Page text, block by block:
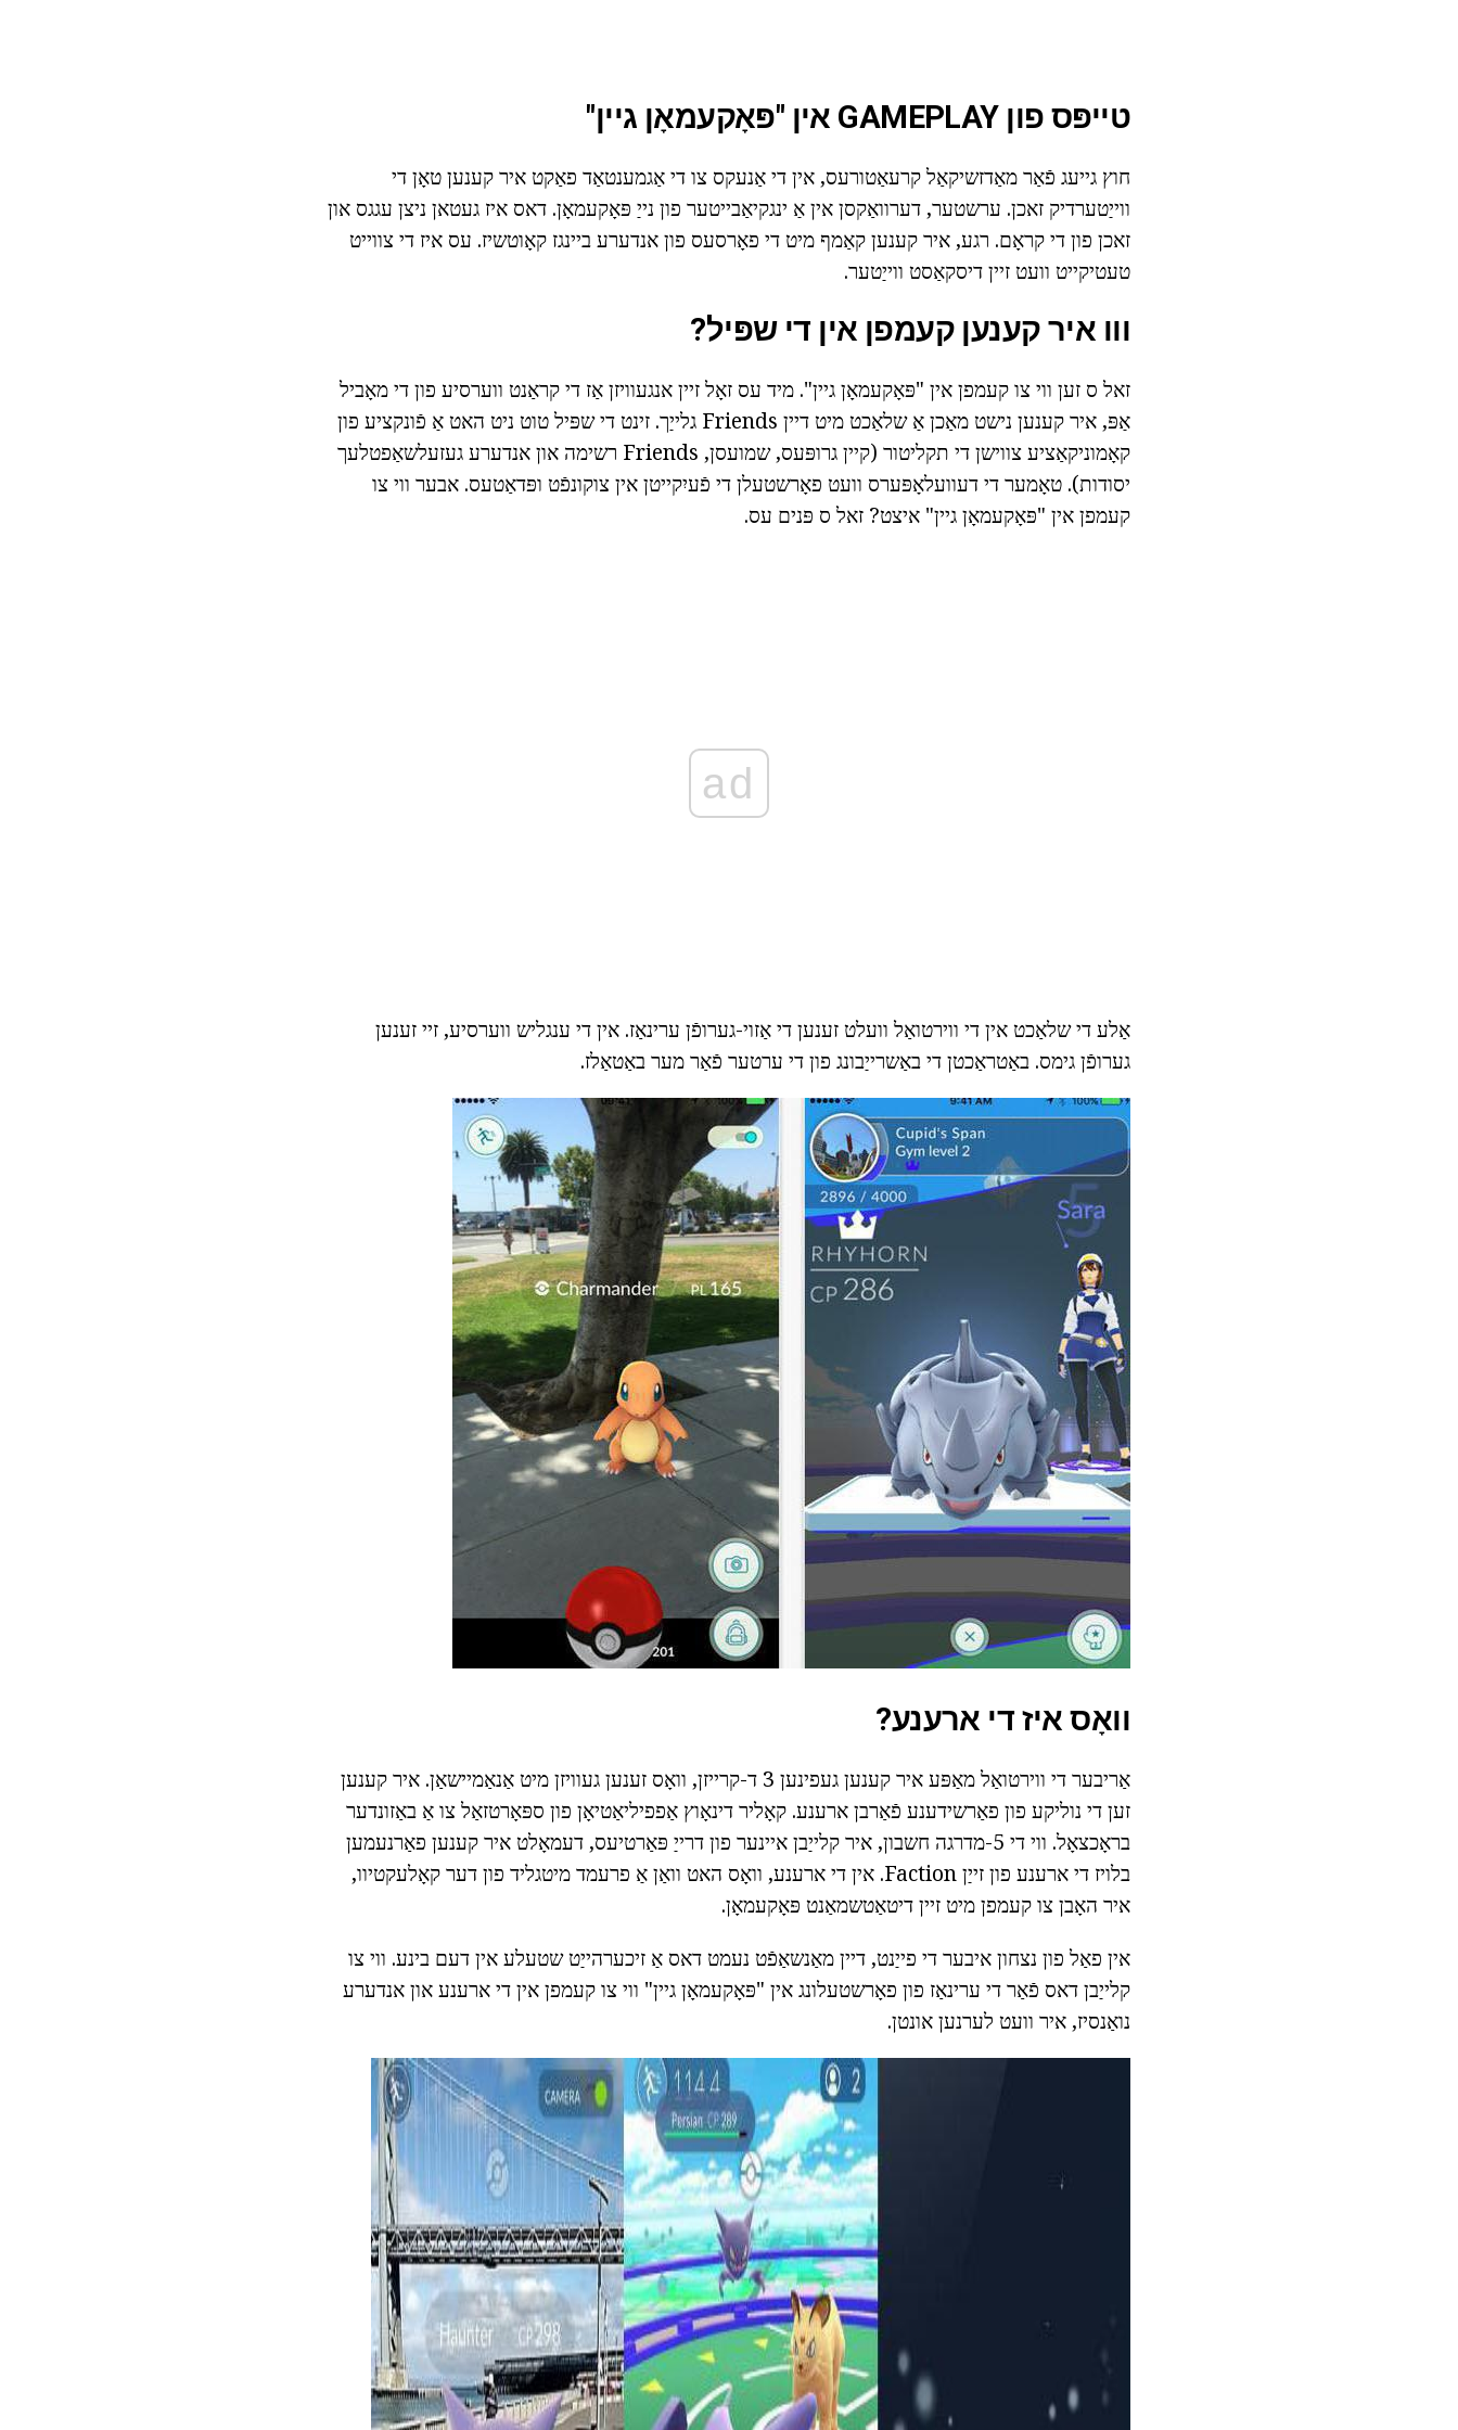
טייפּס פון GAMEPLAY אין "פּאָקעמאָן גיין"
חוץ גייעג פֿאַר מאַדזשיקאַל קרעאַטורעס, אין די אַנעקס צו די אַגמענטאַד פאַקט איר קענען טאָן די
ווייַטערדיק זאכן. ערשטער, דערוואַקסן אין אַ ינגקיאַבייטער פון נייַ פּאָקעמאָן. דאס איז געטאן ניצן עגגס און
זאכן פון די קראָם. רגע, איר קענען קאַמף מיט די פאָרסעס פון אנדערע ביינגז קאָוטשיז. עס איז די צווייט
טעטיקייט וועט זיין דיסקאַסט ווייַטער.
ווו איר קענען קעמפן אין די שפּיל?
זאל ס זען ווי צו קעמפן אין "פּאָקעמאָן גיין". מיד עס זאָל זיין אנגעוויזן אַז די קראַנט ווערסיע פון די מאָביל
אַפּ, איר קענען נישט מאַכן אַ שלאַכט מיט דיין Friends גלייַך. זינט די שפּיל טוט ניט האט אַ פֿונקציע פון
קאָמוניקאַציע צווישן די תקליטור (קיין גרופּעס, שמועסן, Friends רשימה און אנדערע געזעלשאַפטלעך
יסודות). טאָמער די דעוועלאָפּערס וועט פאָרשטעלן די פֿעיִקייטן אין צוקונפֿט ופּדאַטעס. אבער ווי צו
קעמפן אין "פּאָקעמאָן גיין" איצט? זאל ס פּנים עס.
ad
אַלע די שלאַכט אין די ווירטואַל וועלט זענען די אַזוי-גערופֿן ערינאַז. אין די ענגליש ווערסיע, זיי זענען
גערופֿן גימס. באַטראַכטן די באַשרייַבונג פון די ערטער פֿאַר מער באַטאַלז.
וואָס איז די ארענע?
אַריבער די ווירטואַל מאַפּע איר קענען געפינען 3 ד-קרייזן, וואָס זענען געוויזן מיט אַנאַמיישאַן. איר קענען
זען די נוליקע פון פאַרשידענע פֿאַרבן ארענע. קאָליר דינאָוץ אַפפיליאַטיאָן פון ספּאָרטזאַל צו אַ באַזונדער
בראָכצאָל. ווי די 5-מדרגה חשבון, איר קלייַבן איינער פון דרייַ פּאַרטיעס, דעמאָלט איר קענען פאַרנעמען
בלויז די ארענע פון זייַן Faction. אין די ארענע, וואָס האט וואַן אַ פרעמד מיטגליד פון דער קאָלעקטיוו,
איר האָבן צו קעמפן מיט זיין דיטאַטשמאַנט פּאָקעמאָן.
אין פאַל פון נצחון איבער די פייַנט, דיין מאַנשאַפֿט נעמט דאס אַ זיכערהייַט שטעלע אין דעם בינע. ווי צו
קלייַבן דאס פֿאַר די ערינאַז פון פאָרשטעלונג אין "פּאָקעמאָן גיין" ווי צו קעמפן אין די ארענע און אנדערע
נואַנסיז, איר וועט לערנען אונטן.